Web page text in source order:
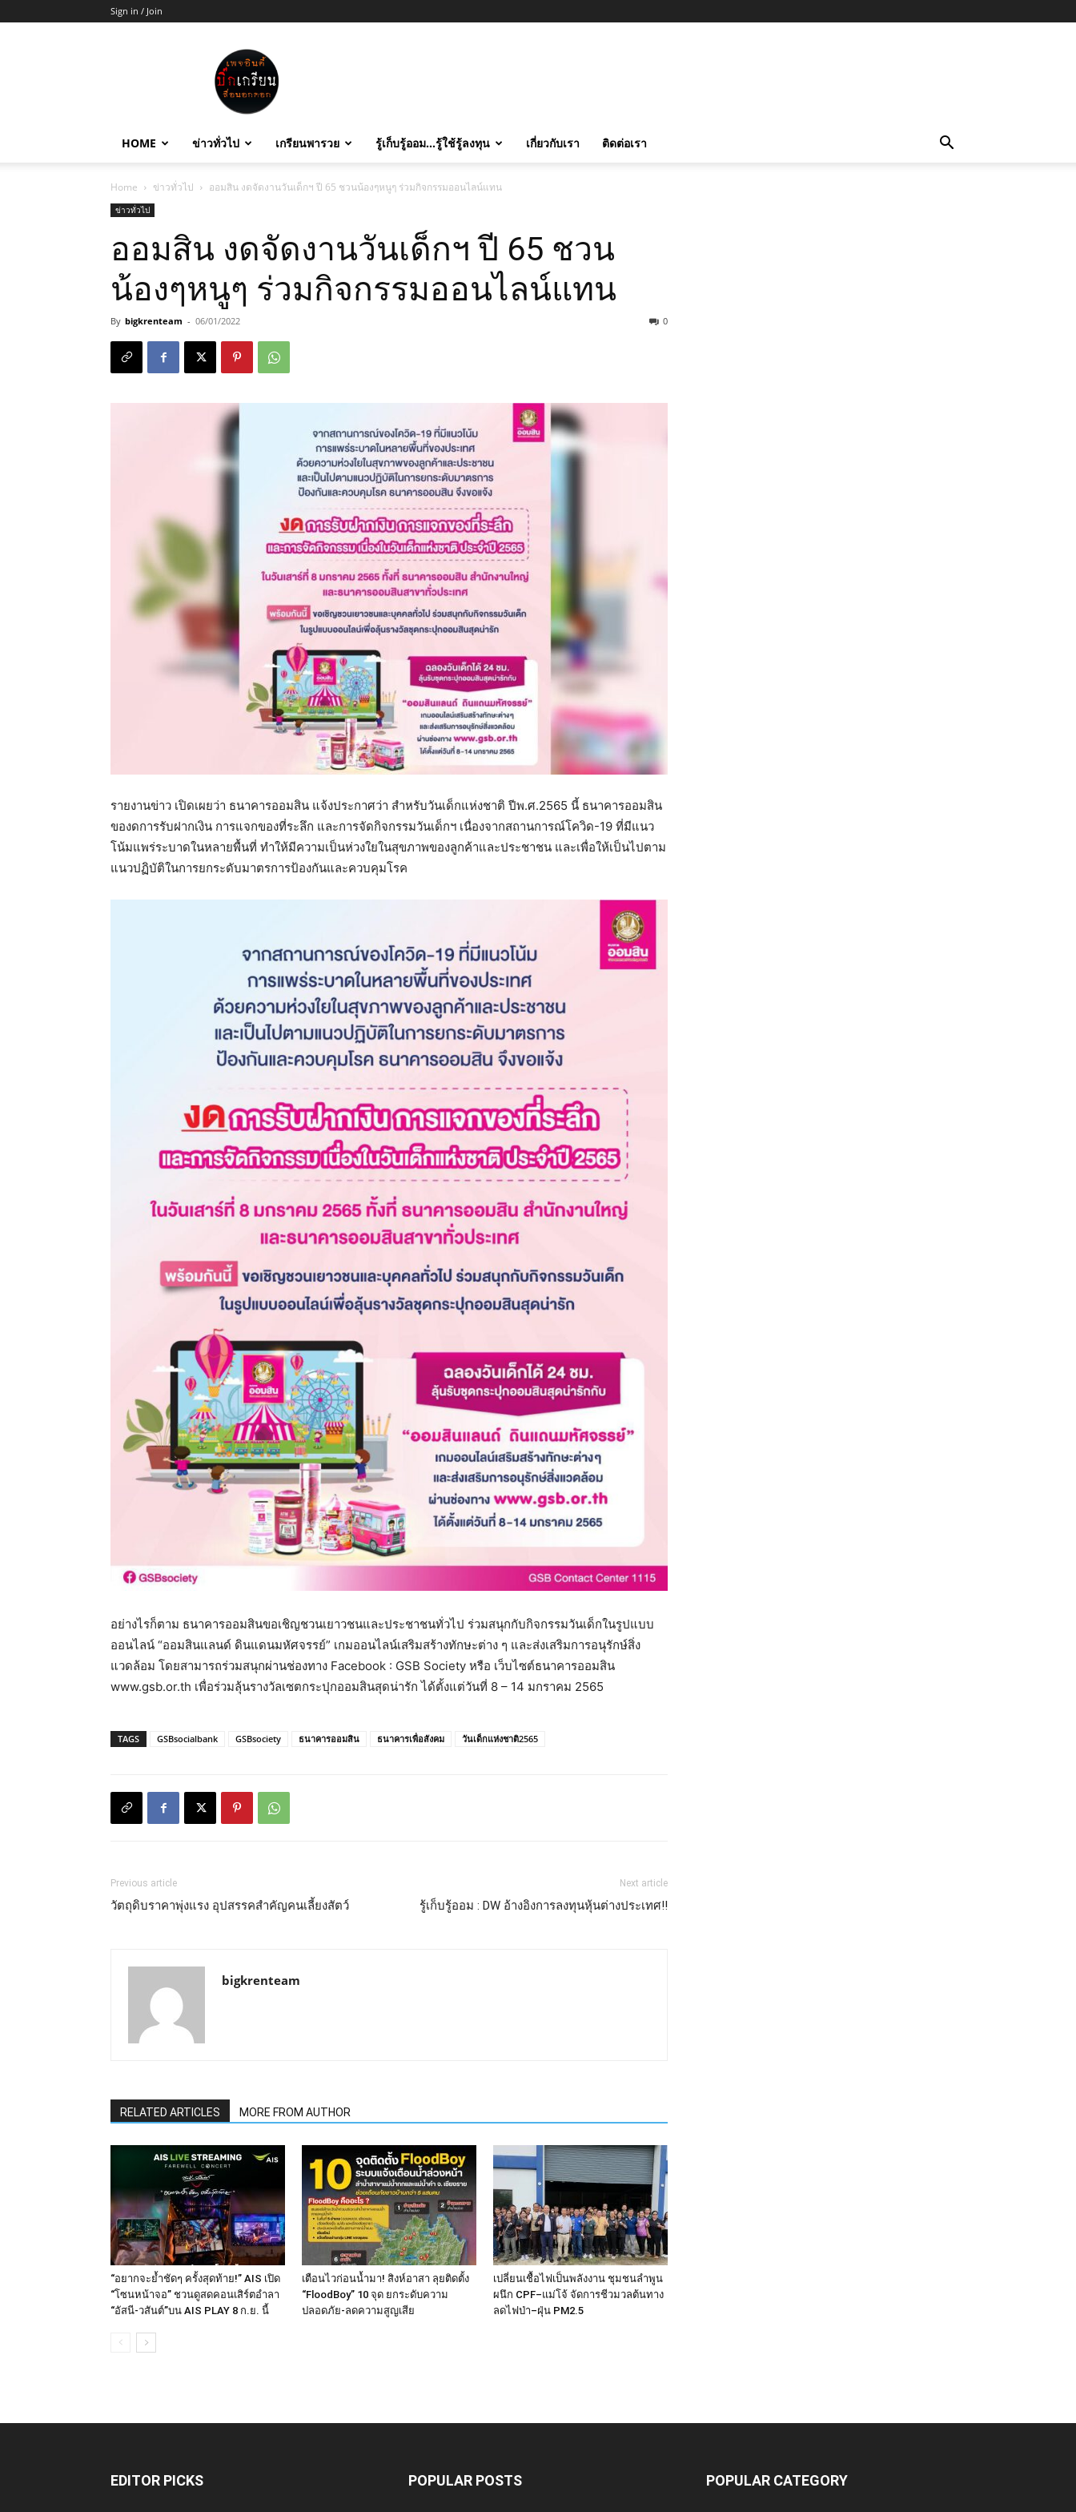
Sign in / Join
บิ๊ก
เกรียน
HOME ข่าวทั่วไป เกรียนพารวย รู้เก็บรู้ออม…รู้ใช้รู้ลงทุน เกี่ยวกับเรา ติดต่อเรา
Home ข่าวทั่วไป ออมสิน งดจัดงานวันเด็กฯ ปี 65 ชวนน้องๆหนูๆ ร่วมกิจกรรมออนไลน์แทน
ข่าวทั่วไป
ออมสิน งดจัดงานวันเด็กฯ ปี 65 ชวน
น้องๆหนูๆ ร่วมกิจกรรมออนไลน์แทน
By bigkrenteam - 06/01/2022 0
รายงานข่าว เปิดเผยว่า ธนาคารออมสิน แจ้งประกาศว่า สำหรับวันเด็กแห่งชาติ ปีพ.ศ.2565 นี้ ธนาคารออมสิน
ของดการรับฝากเงิน การแจกของที่ระลึก และการจัดกิจกรรมวันเด็กฯ เนื่องจากสถานการณ์โควิด-19 ที่มีแนว
โน้มแพร่ระบาดในหลายพื้นที่ ทำให้มีความเป็นห่วงใยในสุขภาพของลูกค้าและประชาชน และเพื่อให้เป็นไปตาม
แนวปฏิบัติในการยกระดับมาตรการป้องกันและควบคุมโรค
อย่างไรก็ตาม ธนาคารออมสินขอเชิญชวนเยาวชนและประชาชนทั่วไป ร่วมสนุกกับกิจกรรมวันเด็กในรูปแบบ
ออนไลน์ “ออมสินแลนด์ ดินแดนมหัศจรรย์” เกมออนไลน์เสริมสร้างทักษะต่าง ๆ และส่งเสริมการอนุรักษ์สิ่ง
แวดล้อม โดยสามารถร่วมสนุกผ่านช่องทาง Facebook : GSB Society หรือ เว็บไซต์ธนาคารออมสิน
www.gsb.or.th เพื่อร่วมลุ้นรางวัลเซตกระปุกออมสินสุดน่ารัก ได้ตั้งแต่วันที่ 8 – 14 มกราคม 2565
TAGS GSBsocialbank GSBsociety ธนาคารออมสิน ธนาคารเพื่อสังคม วันเด็กแห่งชาติ2565
Previous article
วัตถุดิบราคาพุ่งแรง อุปสรรคสำคัญคนเลี้ยงสัตว์
Next article
รู้เก็บรู้ออม : DW อ้างอิงการลงทุนหุ้นต่างประเทศ!!
bigkrenteam
RELATED ARTICLES MORE FROM AUTHOR
“อยากจะย้ำชัดๆ ครั้งสุดท้าย!” AIS เปิด
“โซนหน้าจอ” ชวนดูสดคอนเสิร์ตอำลา
“อัสนี-วสันต์”บน AIS PLAY 8 ก.ย. นี้
เตือนไวก่อนน้ำมา! สิงห์อาสา ลุยติดตั้ง
“FloodBoy” 10 จุด ยกระดับความ
ปลอดภัย-ลดความสูญเสีย
เปลี่ยนเชื้อไฟเป็นพลังงาน ชุมชนลำพูน
ผนึก CPF–แม่โจ้ จัดการชีวมวลต้นทาง
ลดไฟป่า–ฝุ่น PM2.5
EDITOR PICKS POPULAR POSTS POPULAR CATEGORY